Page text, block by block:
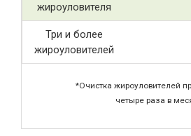
жироуловителя
Три и более
жироуловителей
*Очистка жироуловителей
четыре раза в